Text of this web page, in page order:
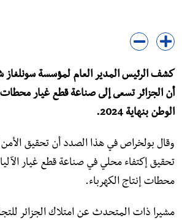
كشف الرئيس المدير العام لمؤسسة سونلغاز
أن الجزائر تسعى إلى صناعة قطع غيار محطات
الوطن بنهاية 2024.
وقال بولخراص في هذا الصدد أن تحقيق
تحقيق إكتفاء محلي في صناعة قطع غيار
محطات إنتاج الكهرباء.
مشيرا ذات المتحدث عن امتلاك الجزائر